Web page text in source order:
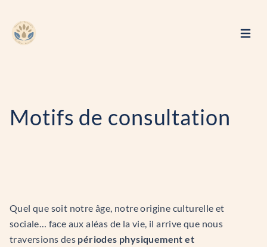
Motifs de consultation
Quel que soit notre âge, notre origine culturelle et
sociale… face aux aléas de la vie, il arrive que nous
traversions des périodes physiquement et